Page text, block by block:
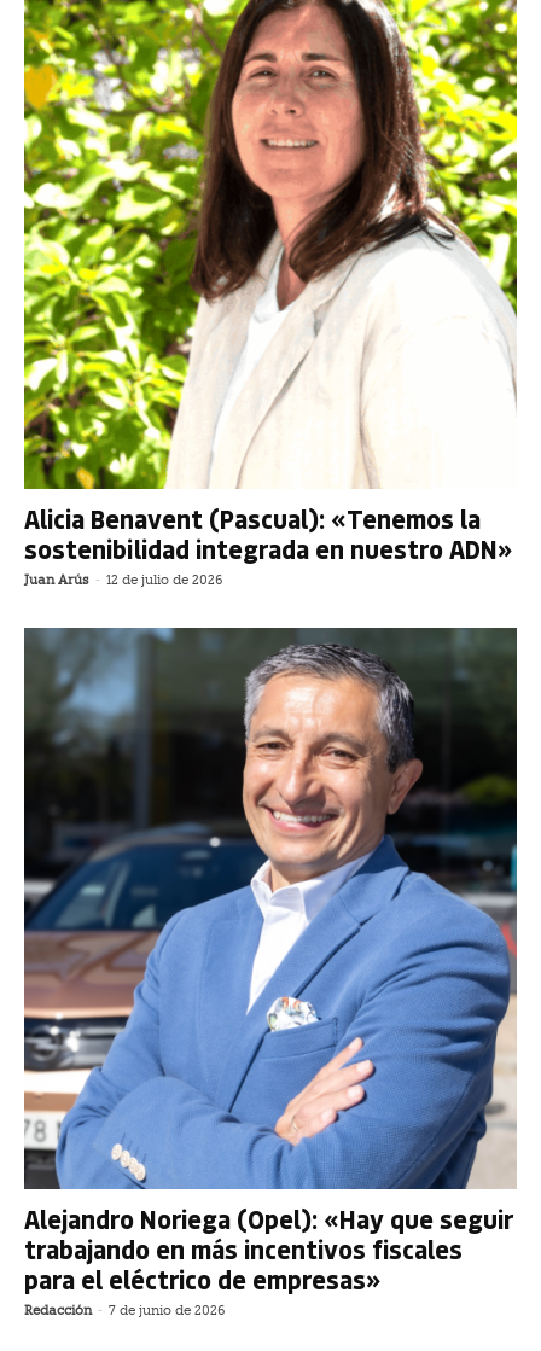
Alicia Benavent (Pascual): «Tenemos la
sostenibilidad integrada en nuestro ADN»
Juan Arús - 12 de julio de 2026
Alejandro Noriega (Opel): «Hay que seguir
trabajando en más incentivos fiscales
para el eléctrico de empresas»
Redacción - 7 de junio de 2026